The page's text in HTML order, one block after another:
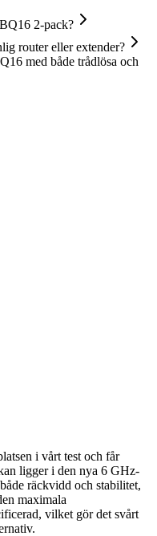
2-pack?
router eller extender?
med både trådlösa och
i vårt test och får
ligger i den nya 6 GHz-
räckvidd och stabilitet,
maximala
vilket gör det svårt